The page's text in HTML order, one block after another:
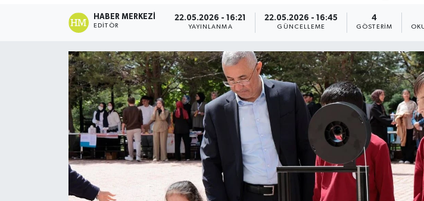
HABER MERKEZI
EDITÖR
22.05.2026 - 16:21
YAYINLANMA
22.05.2026 - 16:45
GÜNCELLEME
4
GÖSTERIM